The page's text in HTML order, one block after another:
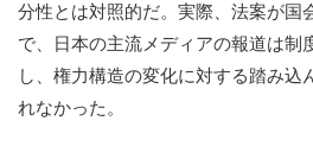
分性とは対照的だ。実際、法案が国
で、日本の主流メディアの報道は制
し、権力構造の変化に対する踏み込
れなかった。